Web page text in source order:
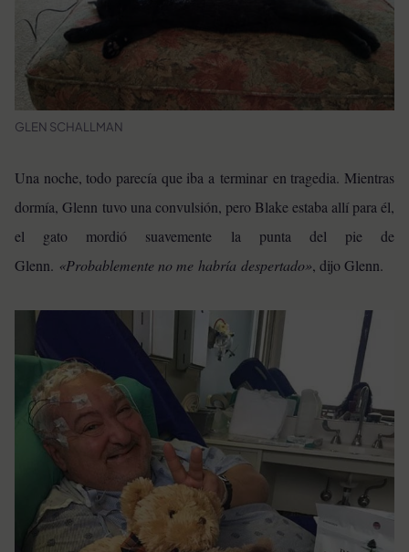
GLEN SCHALLMAN
Una noche, todo parecía que iba a terminar en tragedia. Mientras
dormía, Glenn tuvo una convulsión, pero Blake estaba allí para él,
el gato mordió suavemente la punta del pie de
Glenn. «Probablemente no me habría despertado», dijo Glenn.